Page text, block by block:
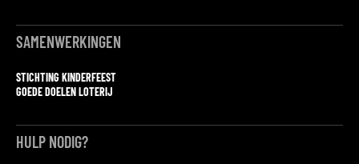
SAMENWERKINGEN
STICHTING KINDERFEEST
GOEDE DOELEN LOTERIJ
HULP NODIG?